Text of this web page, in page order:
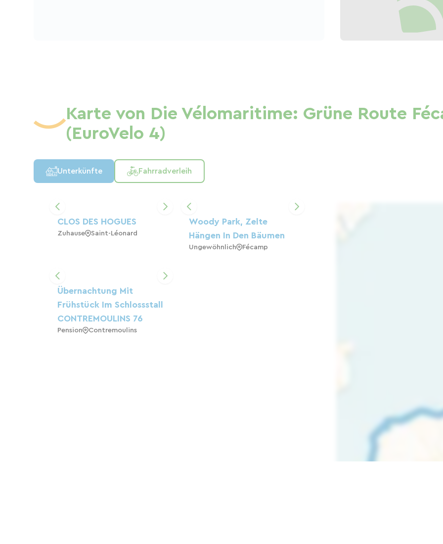
Karte von Die Vélomaritime: Grüne Route
(EuroVelo 4)
Unterkünfte Fahrradverleih
CLOS DES HOGUES
Zuhause Saint-Léonard
Woody Park, Zelte
Hängen In Den Bäumen
Ungewöhnlich Fécamp
Übernachtung Mit
Frühstück Im Schlossstall
CONTREMOULINS 76
Pension Contremoulins